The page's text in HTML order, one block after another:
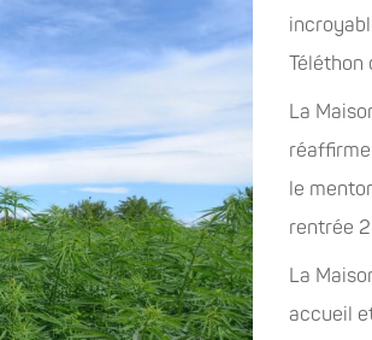
Téléthon
La
le
rentrée
La
accueil